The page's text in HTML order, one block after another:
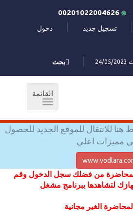
تسجيل جديد دخول
بحث
القائمة
Toggle
للانتقال للموقع الجديد للحصول
مميزات اعلي
من فضلك سجل الدخول وقم
لتشاهدها ببرنامج مشغل
الغير مجانية